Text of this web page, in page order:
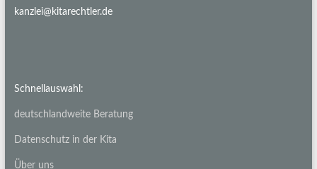
kanzlei@kitarechtler.de
Schnellauswahl:
deutschlandweite Beratung
Datenschutz in der Kita
Über uns